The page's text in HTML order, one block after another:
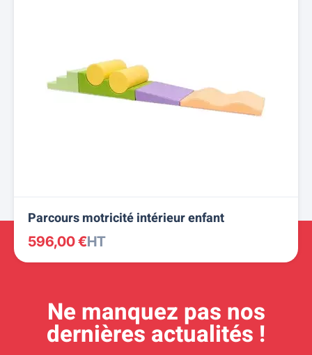
Parcours motricité intérieur enfant
596,00 €HT
Ne manquez pas nos
dernières actualités !